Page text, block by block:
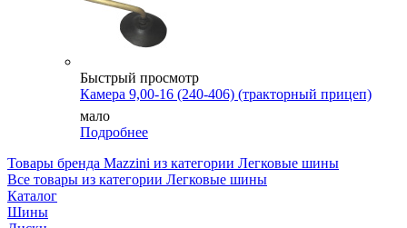
Быстрый просмотр
Камера 9,00-16 (240-406) (тракторный прицеп)
мало
Подробнее
Товары бренда Mazzini из категории Легковые шины
Все товары из категории Легковые шины
Каталог
Шины